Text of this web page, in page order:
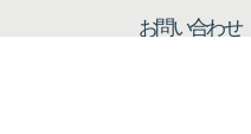
お問い合わせ